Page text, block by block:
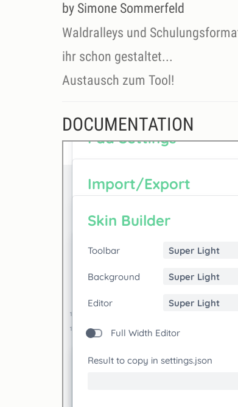
by Simone Sommerfeld
Waldralleys und
ihr schon gestaltet...
Austausch zum Tool!
DOCUMENTATION